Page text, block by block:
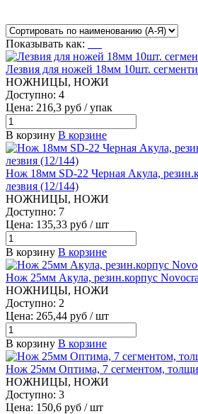
Показывать как:
Лезвия для ножей 18мм 10шт.
НОЖНИЦЫ, НОЖИ
Доступно: 4
Цена: 216,3 руб / упак
В корзину В корзине
Нож 18мм SD-22 Черная Акула,
лезвия (12/144)
НОЖНИЦЫ, НОЖИ
Доступно: 7
Цена: 135,33 руб / шт
В корзину В корзине
Нож 25мм Акула, резин.корпус
НОЖНИЦЫ, НОЖИ
Доступно: 2
Цена: 265,44 руб / шт
В корзину В корзине
Нож 25мм Оптима, 7 сегментом,
НОЖНИЦЫ, НОЖИ
Доступно: 3
Цена: 150,6 руб / шт